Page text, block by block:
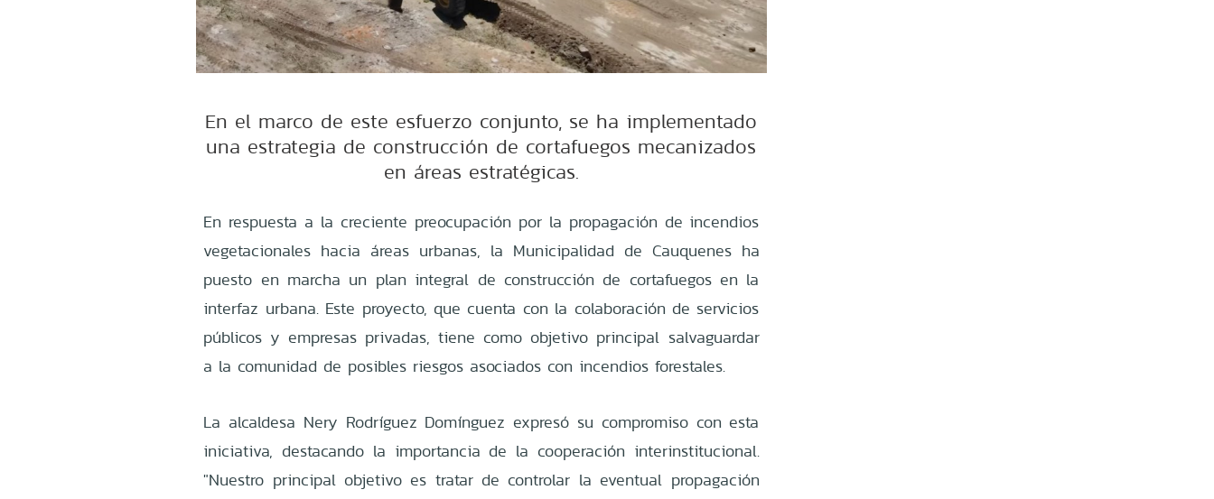
En el marco de este esfuerzo conjunto, se ha implementado
una estrategia de construcción de cortafuegos mecanizados
en áreas estratégicas.
En respuesta a la creciente preocupación por la propagación de incendios
vegetacionales hacia áreas urbanas, la Municipalidad de Cauquenes ha
puesto en marcha un plan integral de construcción de cortafuegos en la
interfaz urbana. Este proyecto, que cuenta con la colaboración de servicios
públicos y empresas privadas, tiene como objetivo principal salvaguardar
a la comunidad de posibles riesgos asociados con incendios forestales.
La alcaldesa Nery Rodríguez Domínguez expresó su compromiso con esta
iniciativa, destacando la importancia de la cooperación interinstitucional.
"Nuestro principal objetivo es tratar de controlar la eventual propagación